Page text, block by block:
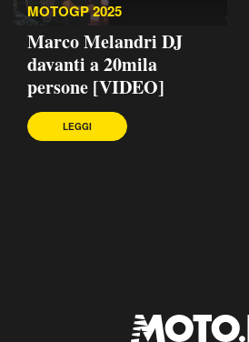
MOTOGP 2025
Marco Melandri DJ
davanti a 20mila
persone [VIDEO]
LEGGI